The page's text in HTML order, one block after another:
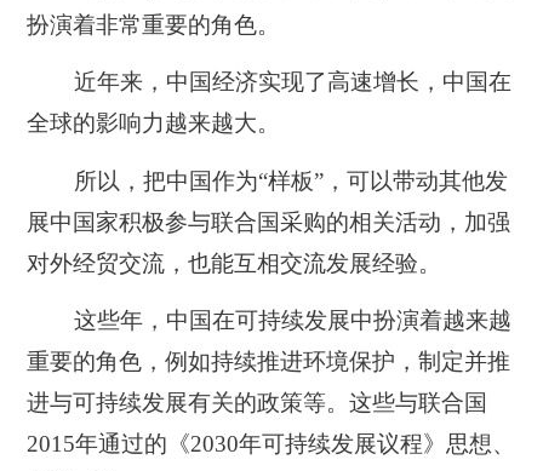
扮演着非常重要的角色。
近年来，中国经济实现了高速增长，中国在
全球的影响力越来越大。
所以，把中国作为“样板”，可以带动其他发
展中国家积极参与联合国采购的相关活动，加强
对外经贸交流，也能互相交流发展经验。
这些年，中国在可持续发展中扮演着越来越
重要的角色，例如持续推进环境保护，制定并推
进与可持续发展有关的政策等。这些与联合国
2015年通过的《2030年可持续发展议程》思想、